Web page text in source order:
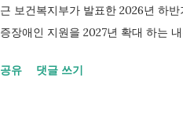
근 보건복지부가 발표한 2026년 하
증장애인 지원을 2027년 확대 하는
포함되면서 많은 분들이 관심을 갖
공유 댓글 쓰기